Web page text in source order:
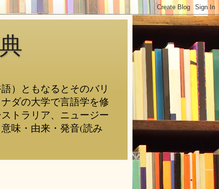
）ともなるとそのバリ
ダの大学で言語学を修
トラリア、ニュージー
味・由来・発音(読み